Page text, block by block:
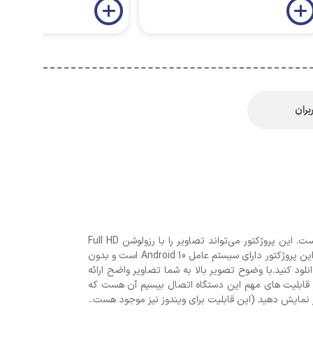
این ویدئو پروژکتور اندرویدی یک ویدئو پروژکتور با کیفیت بالا، وزن سبک و قابل حمل آسان برای استفاده در مکان مختلف مناسب است. این پروژکتور می‌تواند تصاویر را با رزولوشن Full HD
نمایش دهد. به این ترتیب تصاویر پخش شده توسط دستگاه کاملا واضح بوده و رنگ‌ ها به صورت طبیعی و درخشان دیده می ‌شوند. این پروژکتور دارای سیستم عامل Android 10 است و بدون
کنید.با وضوح تصویر بالا به شما تصاویر واضح ارائه
قابلیت های مهم این دستگاه اتصال بیسیم آن هست که
دهید (این قابلیت برای ویندوز نیز موجود هست..